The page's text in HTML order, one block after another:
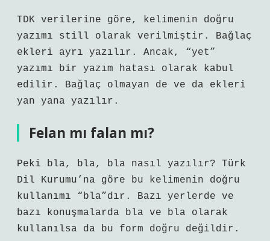
TDK verilerine göre, kelimenin doğru
yazımı still olarak verilmiştir. Bağlaç
ekleri ayrı yazılır. Ancak, “yet”
yazımı bir yazım hatası olarak kabul
edilir. Bağlaç olmayan de ve da ekleri
yan yana yazılır.
Felan mı falan mı?
Peki bla, bla, bla nasıl yazılır? Türk
Dil Kurumu’na göre bu kelimenin doğru
kullanımı “bla”dır. Bazı yerlerde ve
bazı konuşmalarda bla ve bla olarak
kullanılsa da bu form doğru değildir.